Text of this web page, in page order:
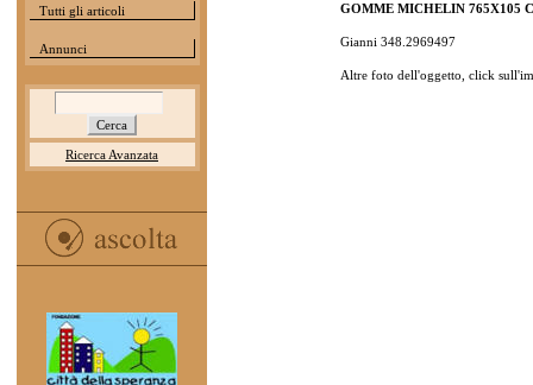
Tutti gli articoli
Annunci
Ricerca Avanzata
GOMME MICHELIN 765X105
Gianni 348.2969497
Altre foto dell'oggetto, click